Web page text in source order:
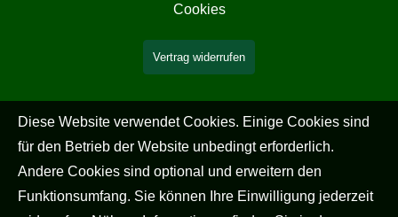
Cookies
Vertrag widerrufen
Diese Website verwendet Cookies. Einige Cookies sind
für den Betrieb der Website unbedingt erforderlich.
Andere Cookies sind optional und erweitern den
Funktionsumfang. Sie können Ihre Einwilligung jederzeit